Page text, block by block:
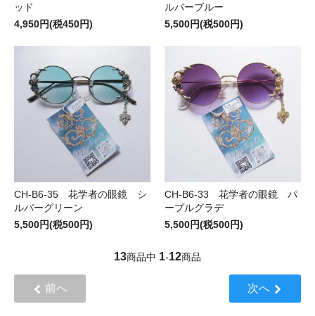
ッド
4,950円(税450円)
ルバーブルー
5,500円(税500円)
CH-B6-35 花学者の眼鏡 シ
ルバーグリーン
5,500円(税500円)
CH-B6-33 花学者の眼鏡 パ
ープルグラデ
5,500円(税500円)
13商品中 1-12商品
前へ 次へ